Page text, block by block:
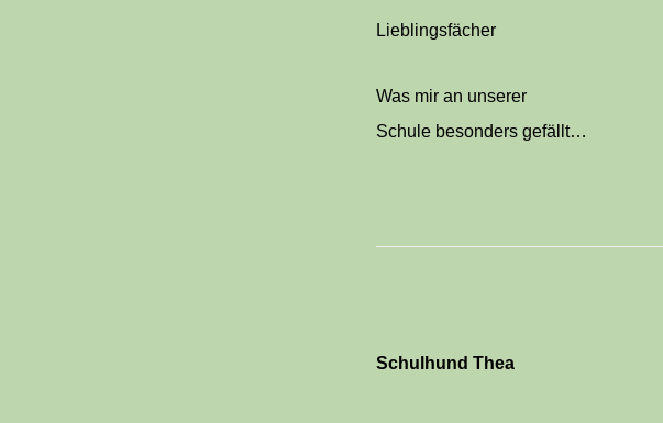
Lieblingsfächer
Was mir an unserer
Schule besonders gefällt…
Schulhund Thea